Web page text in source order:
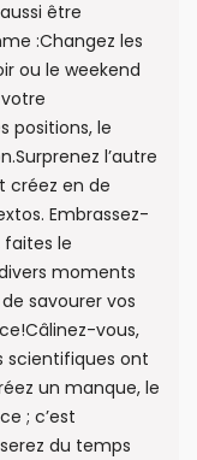
être
:Changez les
ou le weekend
positions, le
l’autre
créez en de
Embrassez-
le
moments
savourer vos
vous,
scientifiques ont
un manque, le
; c’est
du temps